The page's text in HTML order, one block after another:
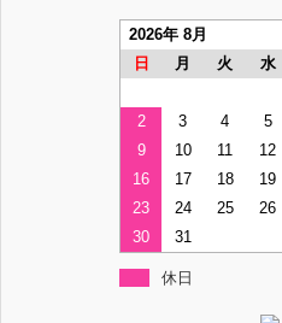
2026年 8月
日
月 火 水
2
3 4 5
9
10 11 12
16
17 18 19
23
24 25 26
30
31
休日